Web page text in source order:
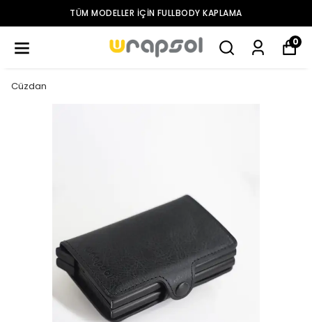
TÜM MODELLER IÇIN FULLBODY KAPLAMA
0
Cüzdan